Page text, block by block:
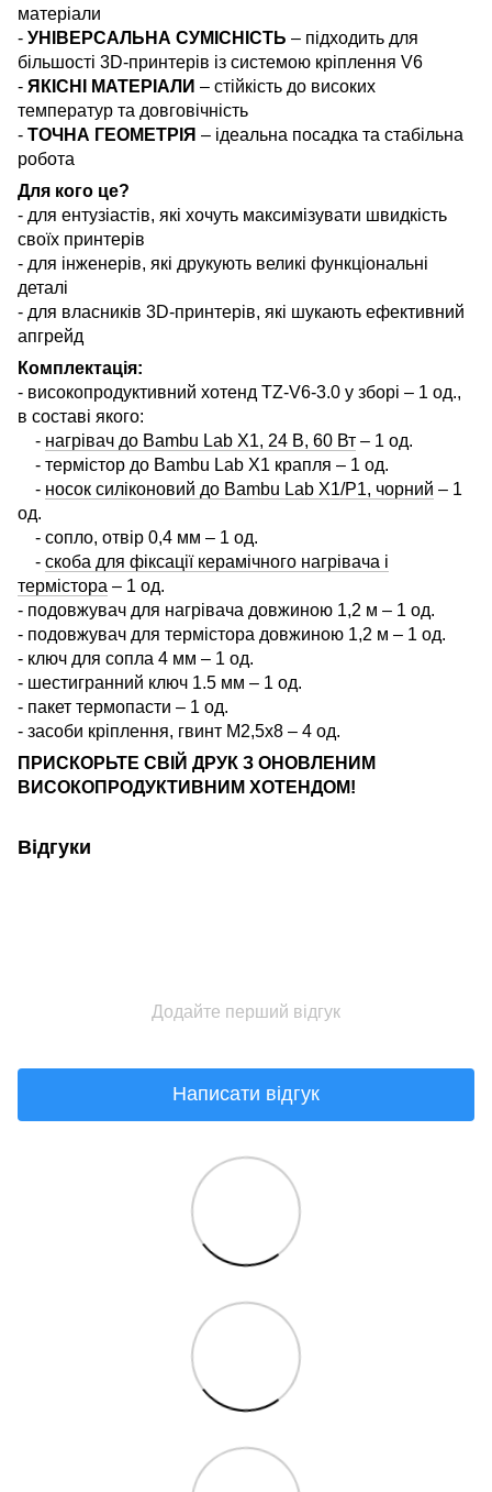
матеріали
- УНІВЕРСАЛЬНА СУМІСНІСТЬ – підходить для
більшості 3D-принтерів із системою кріплення V6
- ЯКІСНІ МАТЕРІАЛИ – стійкість до високих
температур та довговічність
- ТОЧНА ГЕОМЕТРІЯ – ідеальна посадка та стабільна
робота
Для кого це?
- для ентузіастів, які хочуть максимізувати швидкість
своїх принтерів
- для інженерів, які друкують великі функціональні
деталі
- для власників 3D-принтерів, які шукають ефективний
апгрейд
Комплектація:
- високопродуктивний хотенд TZ-V6-3.0 у зборі – 1 од.,
в составі якого:
- нагрівач до Bambu Lab X1, 24 В, 60 Вт – 1 од.
- термістор до Bambu Lab X1 крапля – 1 од.
- носок силіконовий до Bambu Lab X1/P1, чорний – 1
од.
- сопло, отвір 0,4 мм – 1 од.
- скоба для фіксації керамічного нагрівача і
термістора – 1 од.
- подовжувач для нагрівача довжиною 1,2 м – 1 од.
- подовжувач для термістора довжиною 1,2 м – 1 од.
- ключ для сопла 4 мм – 1 од.
- шестигранний ключ 1.5 мм – 1 од.
- пакет термопасти – 1 од.
- засоби кріплення, гвинт М2,5х8 – 4 од.
ПРИСКОРЬТЕ СВІЙ ДРУК З ОНОВЛЕНИМ
ВИСОКОПРОДУКТИВНИМ ХОТЕНДОМ!
Відгуки
Додайте перший відгук
Написати відгук